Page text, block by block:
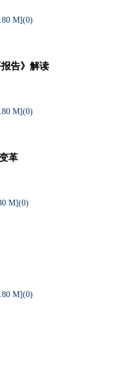
M](0)
报告》解读
M](0)
革
M](0)
M](0)